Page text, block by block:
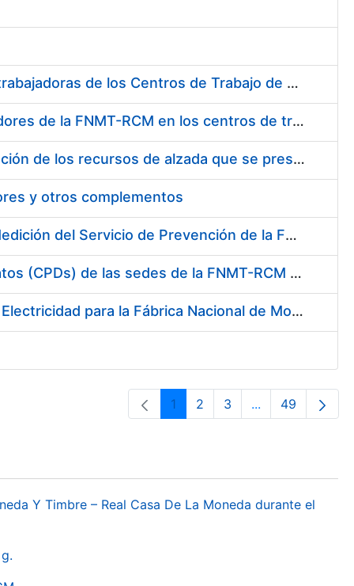
Suministro de Protectores Auditivos a medida para las personas trabajadoras de los Centros de Trabajo de Madrid y Burgos
Suministro de gafas graduadas antiproyecciones para los trabajadores de la FNMT-RCM en los centros de trabajo de Madrid y Burgos
Servicios de una empresa externa para el asesoramiento y resolución de los recursos de alzada que se presentan relacionados con procesos de selección para la FNMT-RCM
y otros complementos
Servicio de Calibración y Verificación Externa de los Equipos de Medición del Servicio de Prevención de la FNMT-RCM
Conexión mediante Fibra Óptica de los Centros de Proceso de Datos (CPDs) de las sedes de la FNMT-RCM de Burgos y Madrid
Contratación de acuerdo marco para el Suministro de Material de Electricidad para la Fábrica Nacional de Moneda y Timbre-Real Casa de la Moneda en su centro de trabajo de Burgos
Páxina
1 Páxina
2 Páxina
3 ...PáxinasPáxina
49
Y Timbre – Real Casa De La Moneda durante el